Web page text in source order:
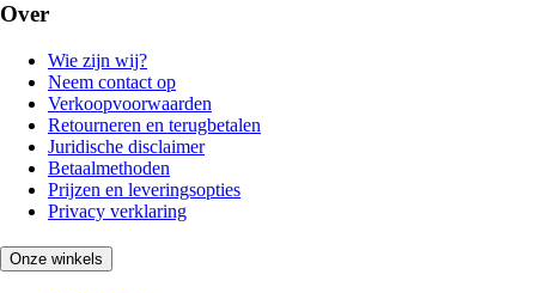
Over
Wie zijn wij?
Neem contact op
Verkoopvoorwaarden
Retourneren en terugbetalen
Juridische disclaimer
Betaalmethoden
Prijzen en leveringsopties
Privacy verklaring
Onze winkels